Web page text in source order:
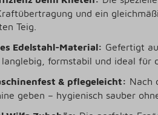
und ein
Teig.
Edelstahl-Material: Gefertigt
langlebig, formstabil und ideal für
& pflegeleicht: Nach
geben – hygienisch sauber